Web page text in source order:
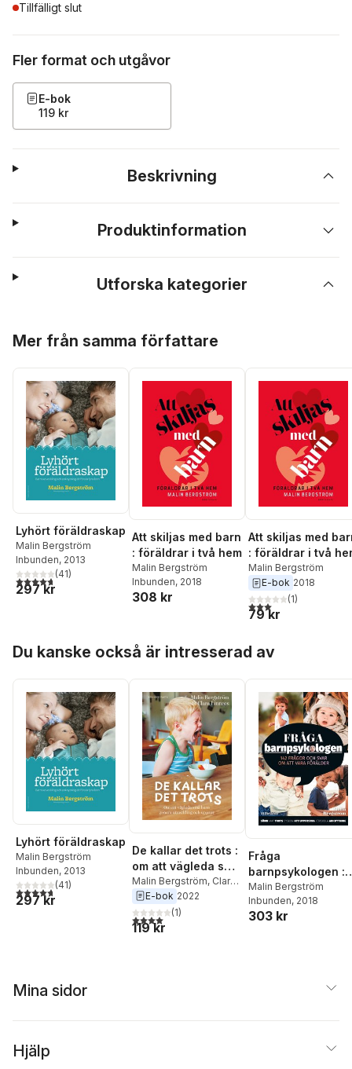
Tillfälligt slut
Fler format och utgåvor
E-bok
119 kr
Beskrivning
Produktinformation
Utforska kategorier
Mer från samma författare
Lyhört föräldraskap
Malin Bergström
Inbunden, 2013
4,7utav 5 stjärnor. Totalt antal röster:
(41)
297 kr
Att skiljas med barn
: föräldrar i två hem
Malin Bergström
Inbunden, 2018
308 kr
Att skiljas med
: föräldrar i två
Malin Bergström
E-bok 2018
3,0utav 5 stjärnor.
(1)
79 kr
Du kanske också är intresserad av
Lyhört föräldraskap
Malin Bergström
Inbunden, 2013
4,7utav 5 stjärnor. Totalt antal röster:
(41)
297 kr
De kallar det trots :
om att vägleda små
barn genom
utveckling och
uppror
Malin Bergström, Clara
Linnros
E-bok 2022
4,0utav 5 stjärnor. Totalt antal röster:
(1)
119 kr
Fråga
barnpsykologen :
142 frågor och
om att vara
förälder
Malin Bergström
Inbunden, 2018
303 kr
Mina sidor
Hjälp